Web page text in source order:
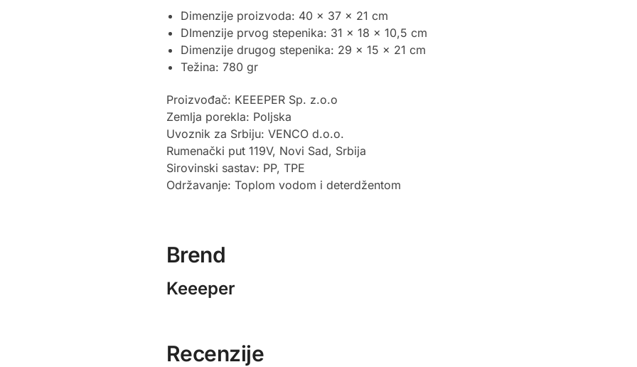
Dimenzije proizvoda: 40 x 37 x 21 cm
DImenzije prvog stepenika: 31 x 18 x 10,5 cm
Dimenzije drugog stepenika: 29 x 15 x 21 cm
Težina: 780 gr
Proizvođač: KEEEPER Sp. z.o.o
Zemlja porekla: Poljska
Uvoznik za Srbiju: VENCO d.o.o.
Rumenački put 119V, Novi Sad, Srbija
Sirovinski sastav: PP, TPE
Održavanje: Toplom vodom i deterdžentom
Brend
Keeeper
Recenzije